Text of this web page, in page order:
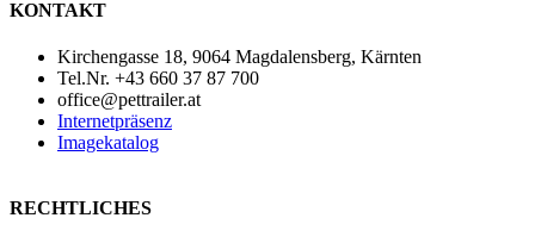
KONTAKT
Kirchengasse 18, 9064 Magdalensberg, Kärnten
Tel.Nr. +43 660 37 87 700
office@pettrailer.at
Internetpräsenz
Imagekatalog
RECHTLICHES